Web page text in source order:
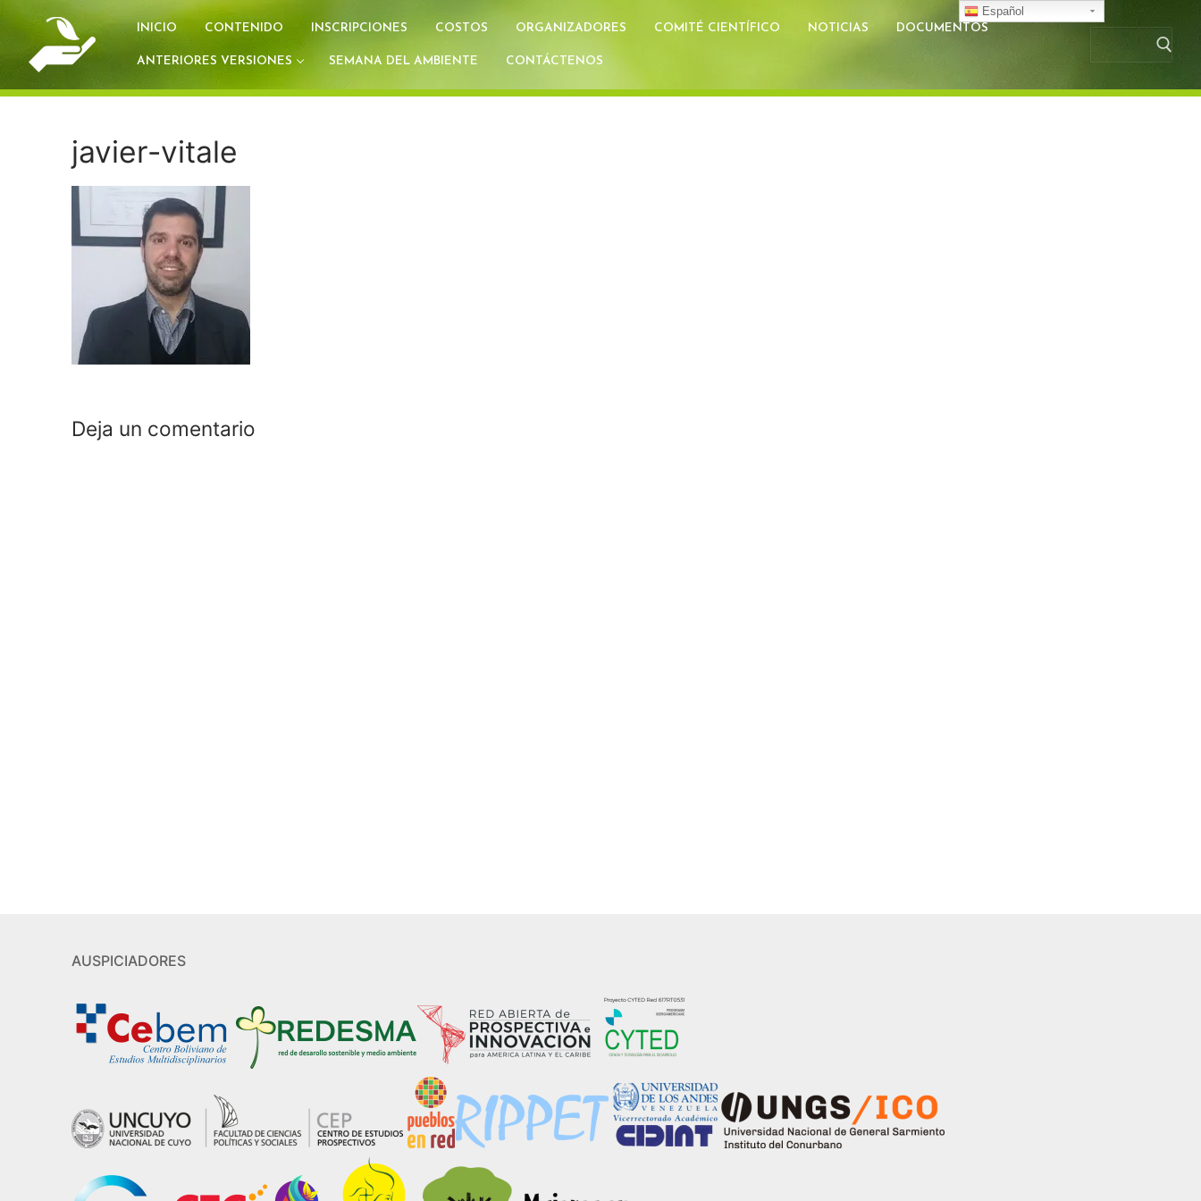
contenido
INICIO CONTENIDO INSCRIPCIONES COSTOS ORGANIZADORES COMITÉ CIENTÍFICO NOTICIAS DOCUMENTOS
ANTERIORES VERSIONES SEMANA DEL AMBIENTE CONTÁCTENOS
javier-vitale
Deja un comentario
AUSPICIADORES
Español